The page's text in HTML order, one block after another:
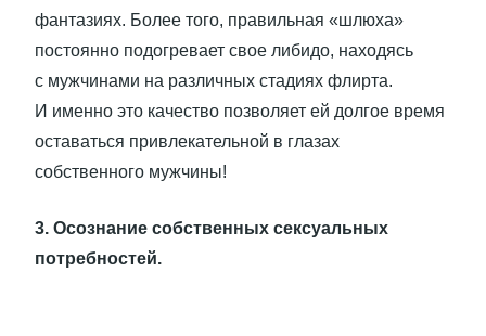
фантазиях. Более того, правильная «шлюха»
постоянно подогревает свое либидо, находясь
с мужчинами на различных стадиях флирта.
И именно это качество позволяет ей долгое время
оставаться привлекательной в глазах
собственного мужчины!
3. Осознание собственных сексуальных
потребностей.